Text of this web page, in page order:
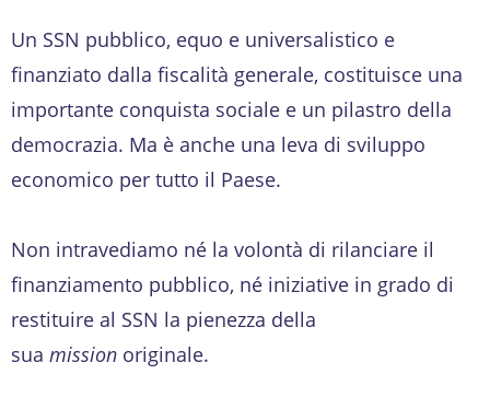
Un SSN pubblico, equo e universalistico e
finanziato dalla fiscalità generale, costituisce una
importante conquista sociale e un pilastro della
democrazia. Ma è anche una leva di sviluppo
economico per tutto il Paese.
Non intravediamo né la volontà di rilanciare il
finanziamento pubblico, né iniziative in grado di
restituire al SSN la pienezza della
sua mission originale.